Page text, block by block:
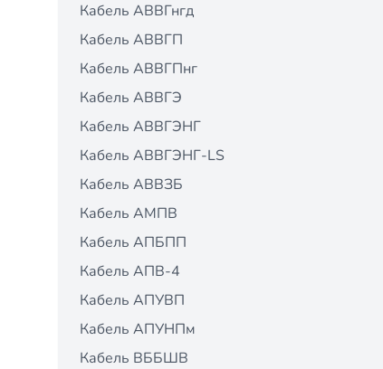
Кабель АВВГнгд
Кабель АВВГП
Кабель АВВГПнг
Кабель АВВГЭ
Кабель АВВГЭНГ
Кабель АВВГЭНГ-LS
Кабель АВВЗБ
Кабель АМПВ
Кабель АПБПП
Кабель АПВ-4
Кабель АПУВП
Кабель АПУНПм
Кабель ВББШВ